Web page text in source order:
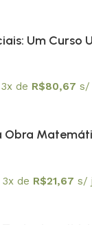
Um Curso
de R$80,67 s/
Obra
3x de R$21,67 s/